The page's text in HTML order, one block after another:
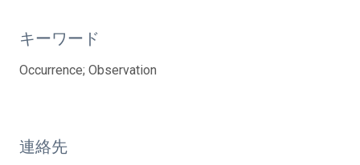
キーワード
Occurrence; Observation
連絡先